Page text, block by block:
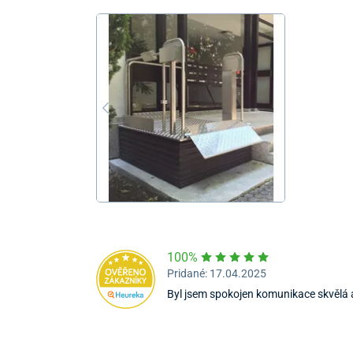
100%
Pridané: 17.04.2025
Byl jsem spokojen komunikace